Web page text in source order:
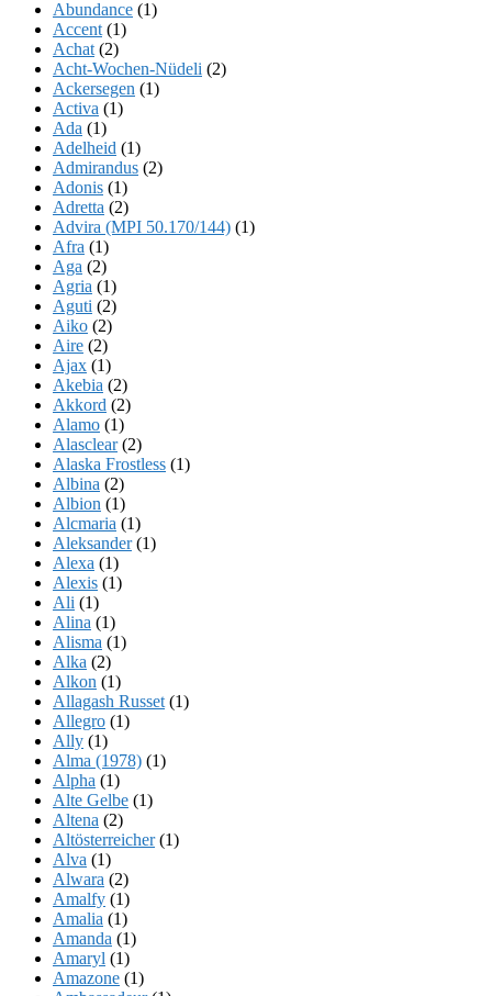
Abundance (1)
Accent (1)
Achat (2)
Acht-Wochen-Nüdeli (2)
Ackersegen (1)
Activa (1)
Ada (1)
Adelheid (1)
Admirandus (2)
Adonis (1)
Adretta (2)
Advira (MPI 50.170/144) (1)
Afra (1)
Aga (2)
Agria (1)
Aguti (2)
Aiko (2)
Aire (2)
Ajax (1)
Akebia (2)
Akkord (2)
Alamo (1)
Alasclear(2)
Alaska Frostless (1)
Albina (2)
Albion (1)
Alcmaria (1)
Aleksander(1)
Alexa (1)
Alexis (1)
Ali (1)
Alina (1)
Alisma (1)
Alka (2)
Alkon (1)
Allagash Russet (1)
Allegro (1)
Ally (1)
Alma (1978) (1)
Alpha (1)
Alte Gelbe (1)
Altena (2)
Altösterreicher(1)
Alva (1)
Alwara (2)
Amalfy (1)
Amalia (1)
Amanda (1)
Amaryl (1)
Amazone (1)